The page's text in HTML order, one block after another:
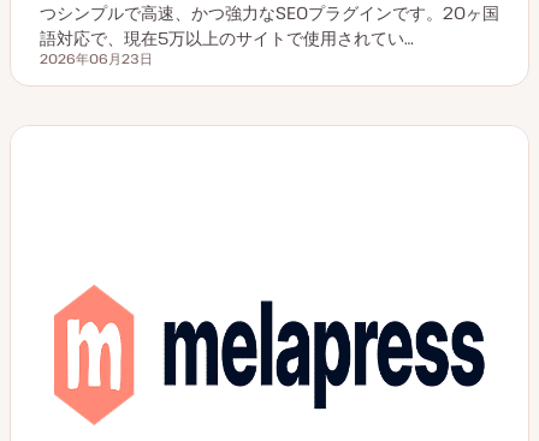
つシンプルで高速、かつ強力なSEOプラグインです。20ヶ国
語対応で、現在5万以上のサイトで使用されてい…
更新日
2026年06月23日